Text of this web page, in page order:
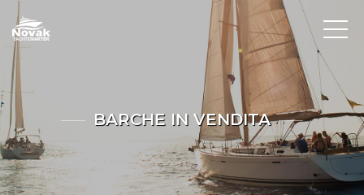
BARCHE IN VENDITA